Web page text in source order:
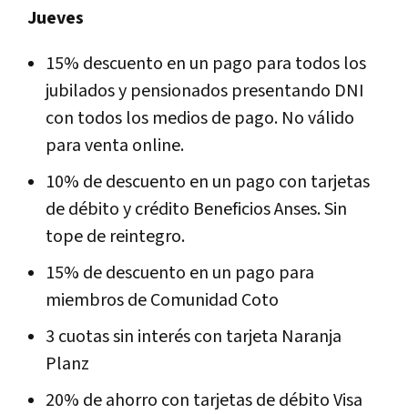
Jueves
15% descuento en un pago para todos los
jubilados y pensionados presentando DNI
con todos los medios de pago. No válido
para venta online.
10% de descuento en un pago con tarjetas
de débito y crédito Beneficios Anses. Sin
tope de reintegro.
15% de descuento en un pago para
miembros de Comunidad Coto
3 cuotas sin interés con tarjeta Naranja
Planz
20% de ahorro con tarjetas de débito Visa